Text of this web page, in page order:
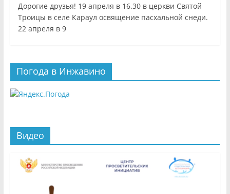
Дорогие друзья! 19 апреля в 16.30 в церкви Святой
Троицы в селе Караул освящение пасхальной снеди.
22 апреля в 9
Погода в Инжавино
Видео